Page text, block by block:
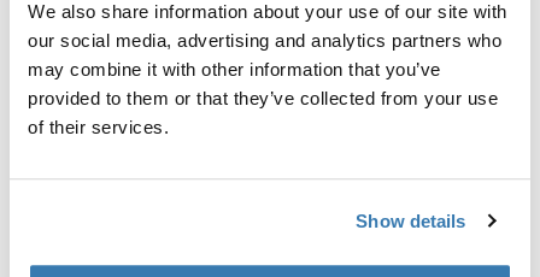
We also share information about your use of our site with
our social media, advertising and analytics partners who
may combine it with other information that you’ve
provided to them or that they’ve collected from your use
of their services.
Show details